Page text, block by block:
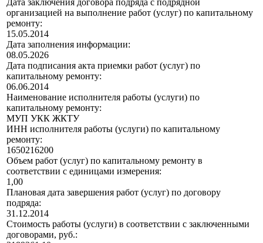
Дата заключения договора подряда с подрядной
организацией на выполнение работ (услуг) по капитальному
ремонту:
15.05.2014
Дата заполнения информации:
08.05.2026
Дата подписания акта приемки работ (услуг) по
капитальному ремонту:
06.06.2014
Наименование исполнителя работы (услуги) по
капитальному ремонту:
МУП УКК ЖКТУ
ИНН исполнителя работы (услуги) по капитальному
ремонту:
1650216200
Объем работ (услуг) по капитальному ремонту в
соответствии с единицами измерения:
1,00
Плановая дата завершения работ (услуг) по договору
подряда:
31.12.2014
Стоимость работы (услуги) в соответствии с заключенными
договорами, руб.: